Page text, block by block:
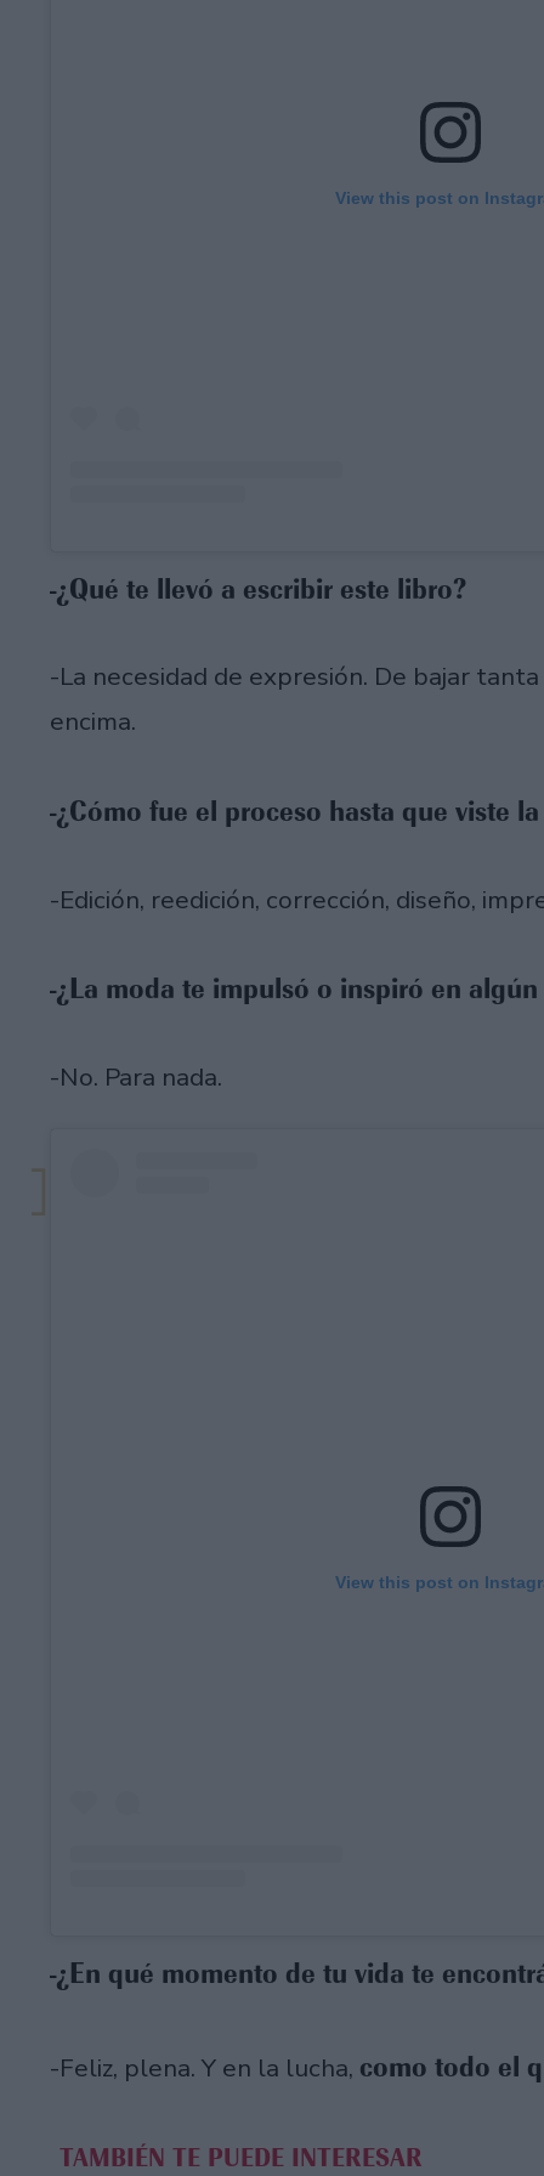
View this post on
-¿Qué te llevó a escribir este libro?
-La necesidad de expresión. De bajar
encima.
-¿Cómo fue el proceso hasta que viste
-Edición, reedición, corrección, diseño,
-¿La moda te impulsó o inspiró en
-No. Para nada.
View this post on
-¿En qué momento de tu vida te
-Feliz, plena. Y en la lucha, como todo el
TAMBIÉN TE PUEDE INTERESAR